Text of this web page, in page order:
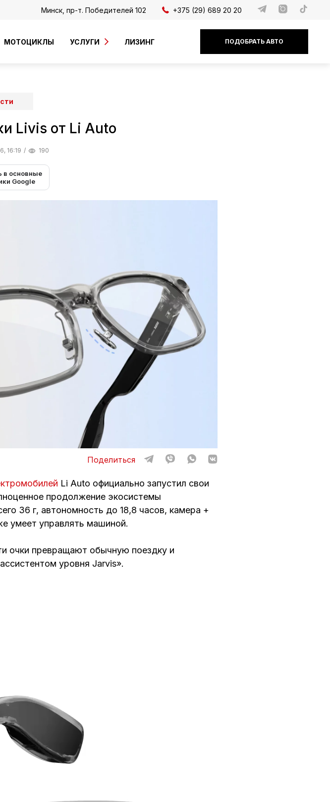
Минск, пр-т. Победителей 102 +375 (29) 689 20 20
МОТОЦИКЛЫ УСЛУГИ ЛИЗИНГ ПОДОБРАТЬ АВТО
Livis от Li Auto
16:19 190
в основные
Google
Поделиться
Li Auto официально запустил свои
продолжение экосистемы
36 г, автономность до 18,8 часов, камера +
умеет управлять машиной.
очки превращают обычную поездку и
уровня Jarvis».